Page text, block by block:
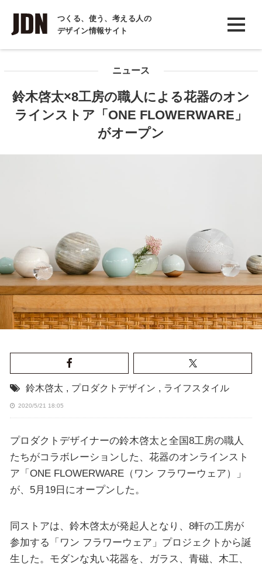
つくる、使う、考える人の
デザイン情報サイト
INTERVIEW
インタビュー
COLUMN
ニュース
鈴木啓太×8工房の職人による花器のオン
ラインストア「ONE FLOWERWARE」
がオープン
鈴木啓太 , プロダクトデザイン , ライフスタイル
2020/5/21 18:05
プロダクトデザイナーの鈴木啓太と全国8工房の職人
たちがコラボレーションした、花器のオンラインスト
ア「ONE FLOWERWARE（ワン フラワーウェア）」
が、5月19日にオープンした。
同ストアは、鈴木啓太が発起人となり、8軒の工房が
参加する「ワン フラワーウェア」プロジェクトから誕
生した。モダンな丸い花器を、ガラス、青磁、木工、